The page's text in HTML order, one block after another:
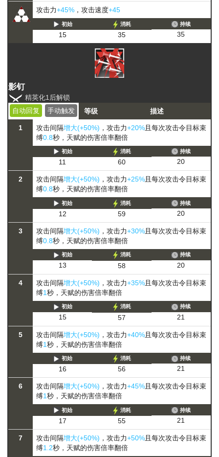
攻击力+45% ，攻击速度+45
初始
15
消耗
35
持续
35
影钉
精英化1后解锁
自动回复
手动触发 等级 描述
1 攻击间隔增大(+50%) ，攻击力+20%且每次攻击令目标束
缚0.8秒，天赋的伤害倍率翻倍
初始
11
消耗
60
持续
20
2 攻击间隔增大(+50%) ，攻击力+25% 且每次攻击令目标束
缚0.8秒，天赋的伤害倍率翻倍
初始
12
消耗
59
持续
20
3 攻击间隔增大(+50%) ，攻击力+30% 且每次攻击令目标束
缚0.8秒，天赋的伤害倍率翻倍
初始
13
消耗
58
持续
20
4 攻击间隔增大(+50%) ，攻击力+35% 且每次攻击令目标束
缚1秒，天赋的伤害倍率翻倍
初始
15
消耗
57
持续
21
5 攻击间隔增大(+50%) ，攻击力+40% 且每次攻击令目标束
缚1秒，天赋的伤害倍率翻倍
初始
16
消耗
56
持续
21
6 攻击间隔增大(+50%) ，攻击力+45% 且每次攻击令目标束
缚1秒，天赋的伤害倍率翻倍
初始
17
消耗
55
持续
21
7 攻击间隔增大(+50%) ，攻击力+50% 且每次攻击令目标束
缚1.2秒，天赋的伤害倍率翻倍